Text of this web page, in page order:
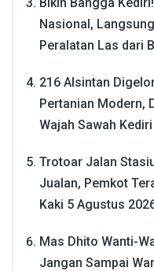
Nasional,
Peralatan Las dari
216 Alsintan
Pertanian Modern,
Wajah Sawah Kediri
Trotoar Jalan
Jualan, Pemkot
Kaki 5 Agustus
Mas Dhito Wanti-
Jangan Sampai